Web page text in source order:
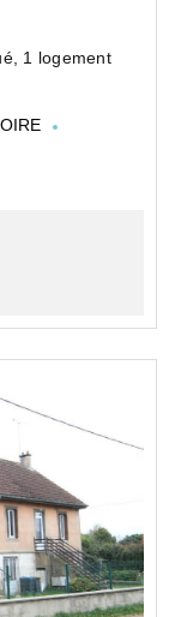
1 logement